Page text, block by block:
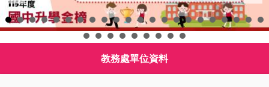
教務處單位資料